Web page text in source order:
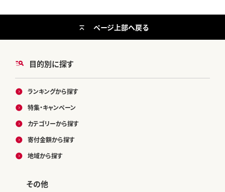
目的別に探す
ランキングから探す
特集・キャンペーン
カテゴリーから探す
寄付金額から探す
地域から探す
その他
ページ上部へ戻る